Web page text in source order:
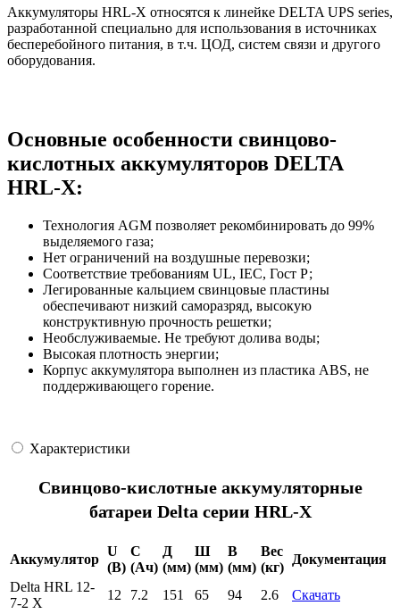
Аккумуляторы HRL-X относятся к линейке DELTA UPS series,
разработанной специально для использования в источниках
бесперебойного питания, в т.ч. ЦОД, систем связи и другого
оборудования.
Основные особенности свинцово-
кислотных аккумуляторов DELTA
HRL-X:
Технология AGM позволяет рекомбинировать до 99%
выделяемого газа;
Нет ограничений на воздушные перевозки;
Соответствие требованиям UL, IEC, Гост Р;
Легированные кальцием свинцовые пластины
обеспечивают низкий саморазряд, высокую
конструктивную прочность решетки;
Необслуживаемые. Не требуют долива воды;
Высокая плотность энергии;
Корпус аккумулятора выполнен из пластика ABS, не
поддерживающего горение.
Характеристики
Свинцово-кислотные аккумуляторные
батареи Delta серии HRL-X
Аккумулятор
U
(В)
C
(Ач)
Д
(мм)
Ш
(мм)
В
(мм)
Вес
(кг)
Документация
Delta HRL 12-
7-2 X
12 7.2 151 65 94 2.6
Скачать